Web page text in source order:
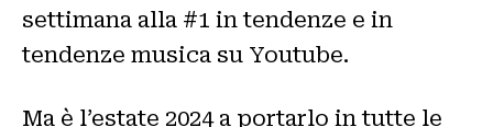
settimana alla #1 in tendenze e in
tendenze musica su Youtube.
Ma è l’estate 2024 a portarlo in tutte le